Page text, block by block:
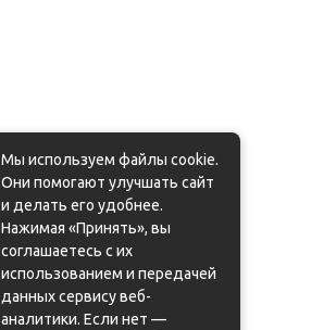
Мы используем файлы cookie.
Они помогают улучшать сайт
и делать его удобнее.
Нажимая «Принять», вы
соглашаетесь с их
использованием и передачей
данных сервису веб-
аналитики. Если нет —